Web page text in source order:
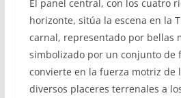
El panel central, con los cuatro
horizonte, sitúa la escena en la
carnal, representado por bellas
simbolizado por un conjunto de
convierte en la fuerza motriz de
diversos placeres terrenales a